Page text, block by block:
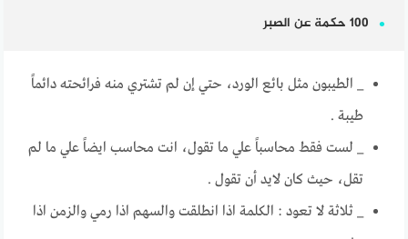
100 حكمة عن الصبر
_ الطيبون مثل بائع الورد، حتي إن لم تشتري منه فرائحته دائماً
طيبة .
_ لست فقط محاسباً علي ما تقول، انت محاسب ايضاً علي ما لم
تقل، حيث كان لايد أن تقول .
_ ثلاثة لا تعود : الكلمة اذا انطلقت والسهم اذا رمي والزمن اذا